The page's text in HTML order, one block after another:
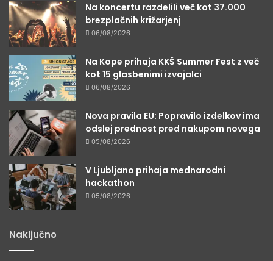
Na koncertu razdelili več kot 37.000
brezplačnih križarjenj
06/08/2026
Na Kope prihaja KKŠ Summer Fest z več
kot 15 glasbenimi izvajalci
06/08/2026
Nova pravila EU: Popravilo izdelkov ima
odslej prednost pred nakupom novega
05/08/2026
V Ljubljano prihaja mednarodni
hackathon
05/08/2026
Naključno